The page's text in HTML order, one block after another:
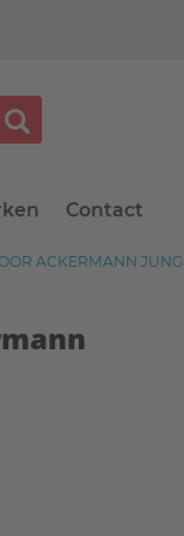
Contact
ACKERMANN JUNG